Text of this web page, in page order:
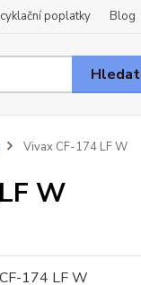
poplatky Blog
Hledat
Vivax CF-174 LF W
W